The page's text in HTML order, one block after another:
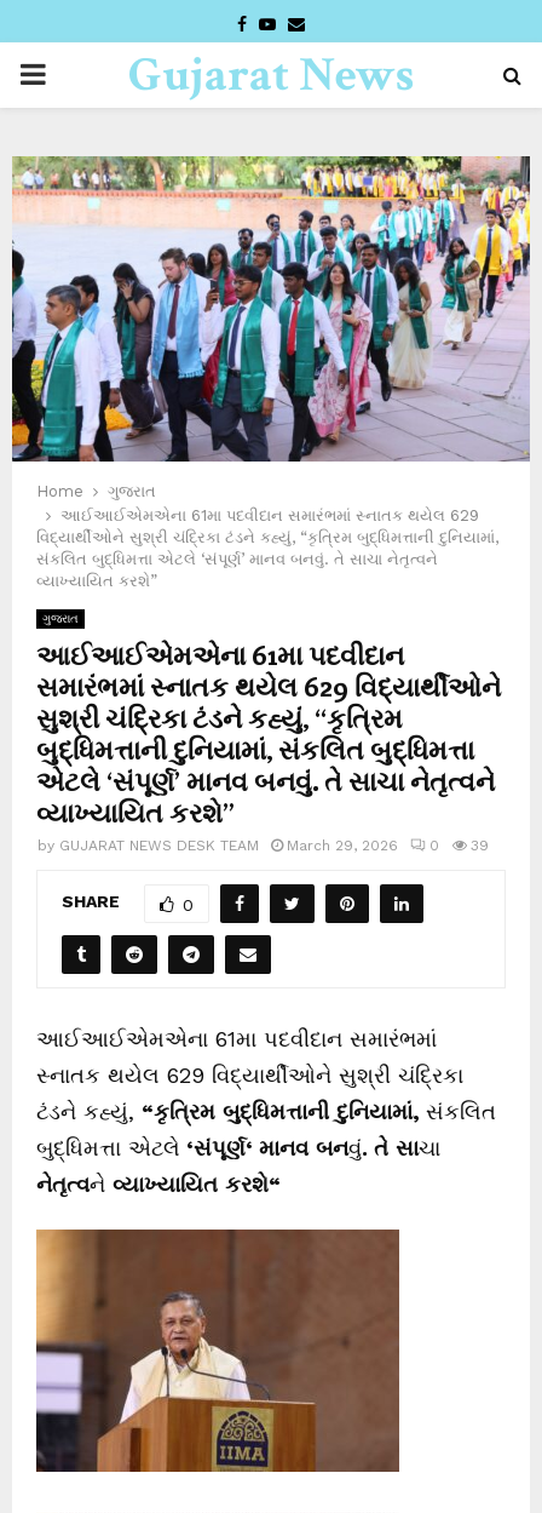
FACEBOOK
YOUTUBE
EMAIL
PRIMARYGujarat News
Home
ગુજરાત
આઈઆઈએમએના 61મા પદવીદાન સમારંભમાં સ્નાતક થયેલ 629
વિદ્યાર્થીઓને સુશ્રી ચંદ્રિકા ટંડને કહ્યું, “કૃત્રિમ બુદ્ધિમત્તાની દુનિયામાં,
સંકલિત બુદ્ધિમત્તા એટલે ‘સંપૂર્ણ’ માનવ બનવું. તે સાચા નેતૃત્વને
વ્યાખ્યાયિત કરશે”
ગુજરાત
આઈઆઈએમએના 61મા પદવીદાન
સમારંભમાં સ્નાતક થયેલ 629 વિદ્યાર્થીઓને
સુશ્રી ચંદ્રિકા ટંડને કહ્યું, “કૃત્રિમ
બુદ્ધિમત્તાની દુનિયામાં, સંકલિત બુદ્ધિમત્તા
એટલે ‘સંપૂર્ણ’ માનવ બનવું. તે સાચા નેતૃત્વને
વ્યાખ્યાયિત કરશે”
by GUJARAT NEWS DESK TEAM March 29, 2026 0 39
SHARE 0
આઈઆઈએમએના 61મા પદવીદાન સમારંભમાં
સ્નાતક થયેલ 629 વિદ્યાર્થીઓને સુશ્રી ચંદ્રિકા
ટંડને કહ્યું, “કૃત્રિમ બુદ્ધિમત્તાની દુનિયામાં, સંકલિત
બુદ્ધિમત્તા એટલે ‘સંપૂર્ણ‘ માનવ બનવું. તે સાચા
નેતૃત્વને વ્યાખ્યાયિત કરશે“